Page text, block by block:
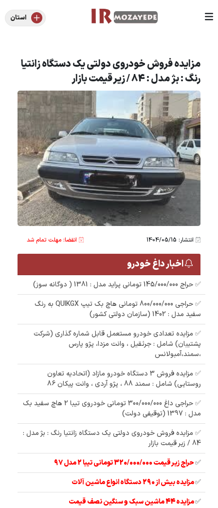
استان
مزایده فروش خودروی دولتی یک دستگاه زانتیا
رنگ : بژ مدل : 84 / زیر قیمت بازار
انتشار: 1404/05/15 انقضا: مهلت تمام شد
اخبار داغ خودرو
✅ حراج 145/000/000 تومانی پراید مدل : 1381 ( دوگانه سوز)
✅ حراجی 800/000/000 تومانی ھاچ بک تیپ QUIKGX به رنگ
سفید مدل : 1402 (سازمان دولتی کشور)
✅ مزایده تعدادی خودرو مستعمل قابل شماره گذاری (شرکت
پشتیبان) شامل : جرثقیل ، وانت مزدا، پژو پارس
،سمند،آمبولانس
✅ مزایده فروش 3 دستگاه خودرو مازاد (اتحادیه تعاون
روستایی) شامل : سمند 88 ، پژو آردی ، وانت پیکان 86
✅ حراجی داغ 300/000/000 تومانی خودروی تیبا 2 هاچ سفید بک
مدل : 1397 (توقیفی دولت)
✅ مزایده فروش خودروی دولتی یک دستگاه زانتیا رنگ : بژ مدل :
84 / زیر قیمت بازار
✅حراج زیر قیمت 320/000/000 تومانی تیبا 2 مدل 97
✅مزایده بیش از 290 دستگاه انواع ماشین آلات
✅مزایده 44 ماشین سبک و سنگین نصف قیمت